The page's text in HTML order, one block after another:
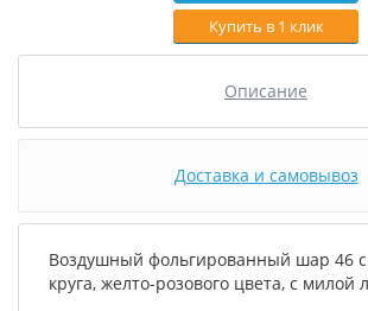
Купить в 1 клик
Описание
Доставка и самовывоз
Воздушный фольгированный шар 46
круга, желто-розового цвета, с милой